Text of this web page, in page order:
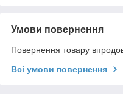
Умови повернення
Повернення товару
Всі умови повернення